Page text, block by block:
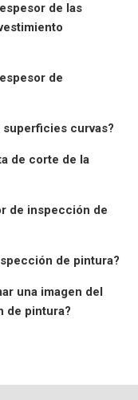
de las
de
superficies curvas?
de corte de la
de inspección de
de pintura?
una imagen del
de pintura?